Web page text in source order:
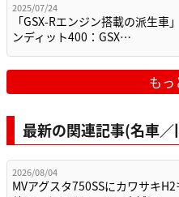
2025/07/24
「GSX-Rエンジン搭載の派生車
ンディット400：GSX…
もっ
最新の関連記事(名車
2026/08/04
MVアグスタ750SSにカワサキ